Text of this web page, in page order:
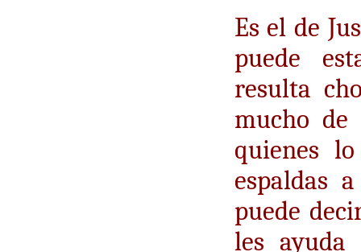
Es el de
puede
resulta
mucho de
quienes
espaldas
puede
les